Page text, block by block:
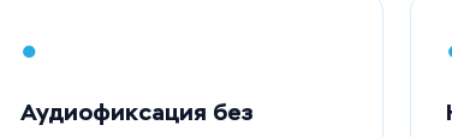
●
Аудиофиксация без